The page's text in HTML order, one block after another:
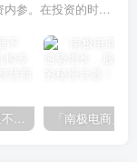
每个炒股人都应该有的价值投资内参。在投资的时候，我们把自己看成是企业分析师——而不是市场分析师，也不是宏观经济分析师，更不是证券分析师。
【铸就卓越，彰显不凡】顶级财富管理机构专属官网设计与咨询